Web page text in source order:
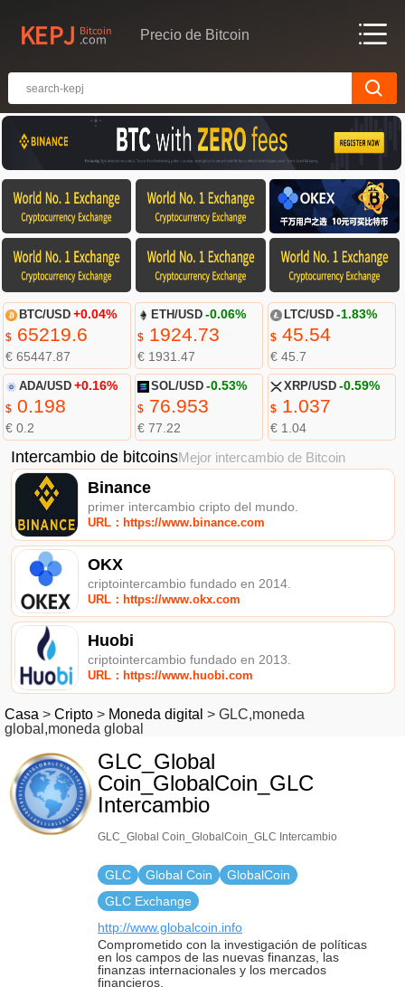
Precio de Bitcoin
BTC/USD +0.04%
$65219.6
€ 65447.87
ETH/USD -0.06%
$ 1924.73
€ 1931.47
LTC/USD -1.83%
$45.54
€ 45.7
ADA/USD +0.16%
$0.198
€ 0.2
SOL/USD -0.53%
$ 76.953
€ 77.22
XRP/USD -0.59%
$1.037
€ 1.04
Intercambio de bitcoinsMejor intercambio de Bitcoin
Binance
primer intercambio cripto del mundo.
URL：https://www.binance.com
OKX
criptointercambio fundado en 2014.
URL：https://www.okx.com
Huobi
criptointercambio fundado en 2013.
URL：https://www.huobi.com
Casa > Cripto > Moneda digital > GLC,moneda
global,moneda global
GLC_Global
Coin_GlobalCoin_GLC
Intercambio
GLC_Global Coin_GlobalCoin_GLC Intercambio
GLC Global Coin
GlobalCoin
GLC Exchange
http://www.globalcoin.info
Comprometido con la investigación de políticas
en los campos de las nuevas finanzas, las
finanzas internacionales y los mercados
financieros.